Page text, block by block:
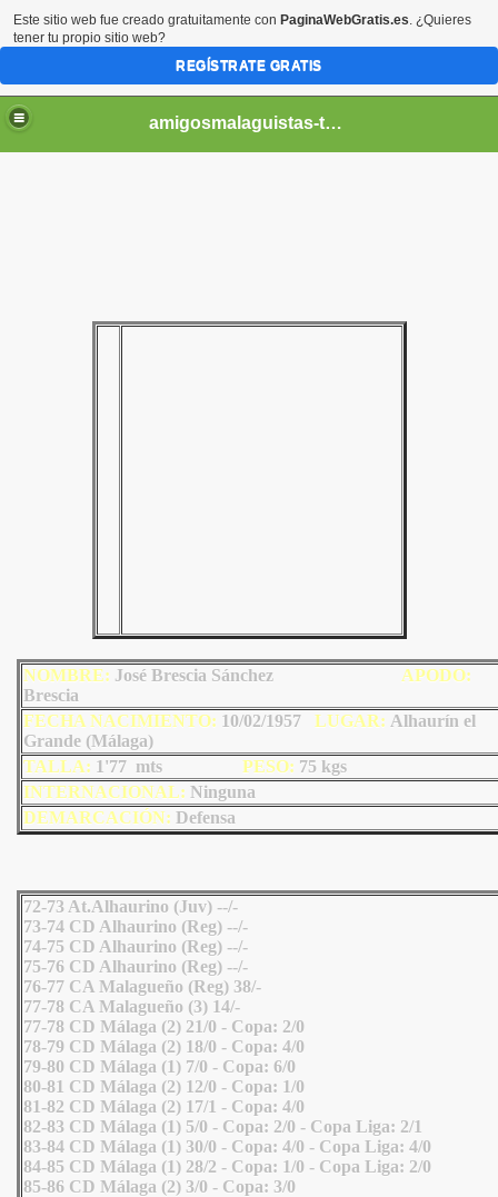
amigosmalaguistas-temporadas
NOMBRE: José Brescia Sánchez APODO:
Brescia
FECHA NACIMIENTO: 10/02/1957 LUGAR: Alhaurín el
Grande (Málaga)
TALLA: 1'77 mts PESO: 75 kgs
INTERNACIONAL: Ninguna
DEMARCACIÓN: Defensa
72-73 At.Alhaurino (Juv) --/-
73-74 CD Alhaurino (Reg) --/-
74-75 CD Alhaurino (Reg) --/-
75-76 CD Alhaurino (Reg) --/-
76-77 CA Malagueño (Reg) 38/-
77-78 CA Malagueño (3) 14/-
77-78 CD Málaga (2) 21/0 - Copa: 2/0
78-79 CD Málaga (2) 18/0 - Copa: 4/0
79-80 CD Málaga (1) 7/0 - Copa: 6/0
80-81 CD Málaga (2) 12/0 - Copa: 1/0
81-82 CD Málaga (2) 17/1 - Copa: 4/0
82-83 CD Málaga (1) 5/0 - Copa: 2/0 - Copa Liga: 2/1
83-84 CD Málaga (1) 30/0 - Copa: 4/0 - Copa Liga: 4/0
84-85 CD Málaga (1) 28/2 - Copa: 1/0 - Copa Liga: 2/0
85-86 CD Málaga (2) 3/0 - Copa: 3/0
Este sitio web fue creado gratuitamente con PaginaWebGratis.es. ¿Quieres
tener tu propio sitio web?
REGÍSTRATE GRATIS